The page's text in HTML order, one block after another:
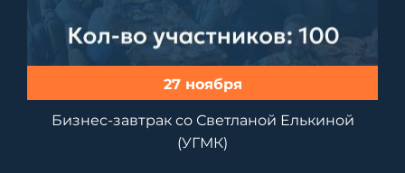
27 ноября
Бизнес-завтрак со Светланой Елькиной
(УГМК)